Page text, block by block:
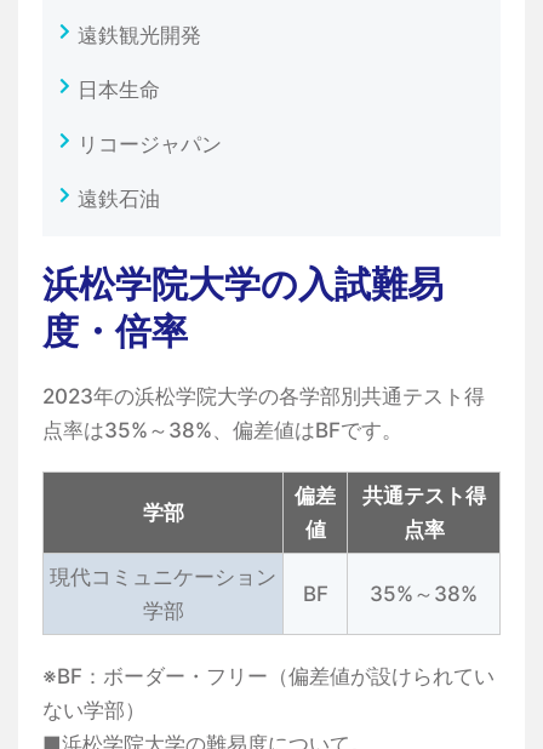
遠鉄観光開発
日本生命
リコージャパン
遠鉄石油
浜松学院大学の入試難易
度・倍率
2023年の浜松学院大学の各学部別共通テスト得
点率は35%～38%、偏差値はBFです。
学部
偏差
値
共通テスト得
点率
現代コミュニケーション
学部
BF 35%～38%
※BF：ボーダー・フリー（偏差値が設けられてい
ない学部）